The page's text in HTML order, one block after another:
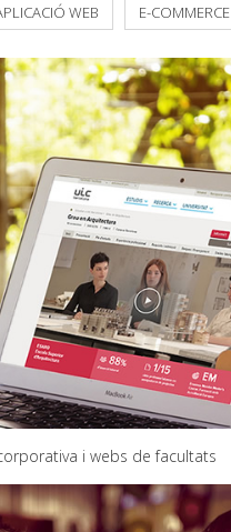
WEB E-COMMERCE
i webs de facultats